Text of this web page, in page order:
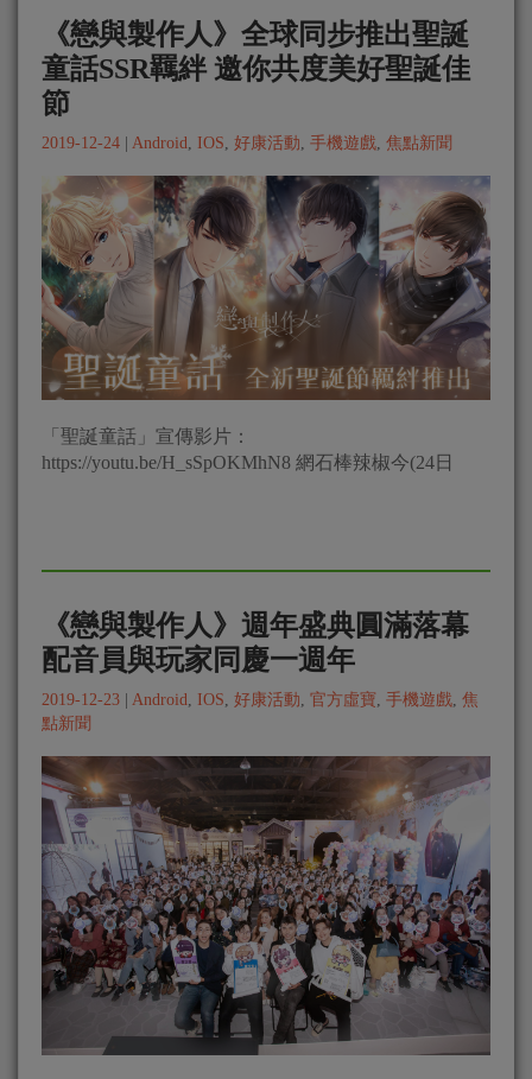
《戀與製作人》全球同步推出聖誕
童話SSR羈絆 邀你共度美好聖誕佳
節
2019-12-24 Android IOS 好康活動 手機遊戲 焦點新聞
「聖誕童話」宣傳影片：
https://youtu.be/H_sSpOKMhN8 網石棒辣椒今(24日
《戀與製作人》週年盛典圓滿落幕
配音員與玩家同慶一週年
2019-12-23 Android IOS 好康活動 官方虛寶 手機遊戲 焦
點新聞